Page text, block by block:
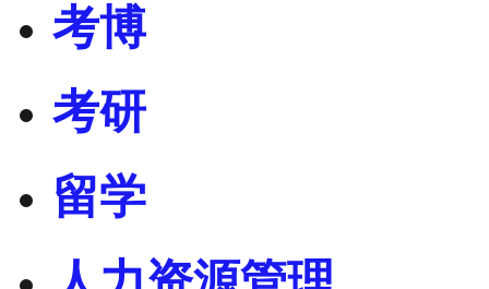
考博
考研
留学